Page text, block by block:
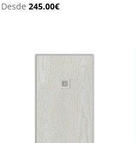
Desde245.00€